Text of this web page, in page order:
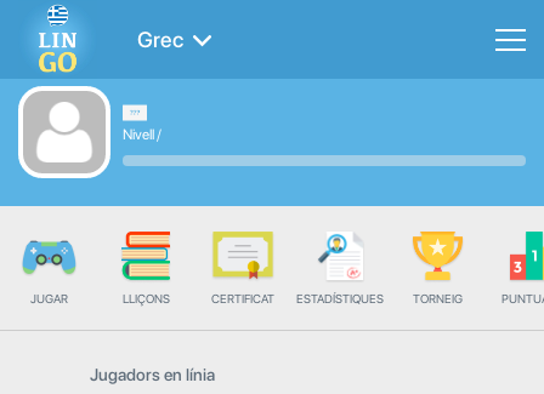
Grec
Nivell/
JUGAR LLIÇONS CERTIFICAT ESTADÍSTIQUES TORNEIG
Jugadors en línia